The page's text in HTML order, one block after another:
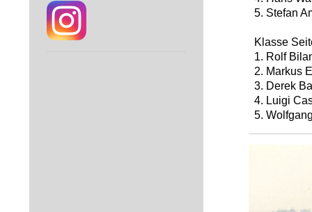
5. Stefan
Klasse
1. Rolf
2. Markus
3. Derek
4. Luigi
5.